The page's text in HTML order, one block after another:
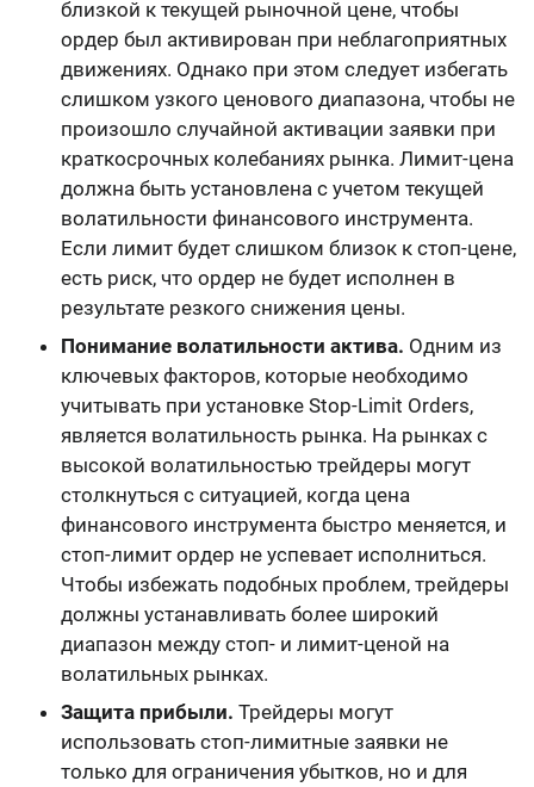
близкой к текущей рыночной цене, чтобы
ордер был активирован при неблагоприятных
движениях. Однако при этом следует избегать
слишком узкого ценового диапазона, чтобы не
произошло случайной активации заявки при
краткосрочных колебаниях рынка. Лимит-цена
должна быть установлена с учетом текущей
волатильности финансового инструмента.
Если лимит будет слишком близок к стоп-цене,
есть риск, что ордер не будет исполнен в
результате резкого снижения цены.
Понимание волатильности актива. Одним из
ключевых факторов, которые необходимо
учитывать при установке Stop-Limit Orders,
является волатильность рынка. На рынках с
высокой волатильностью трейдеры могут
столкнуться с ситуацией, когда цена
финансового инструмента быстро меняется, и
стоп-лимит ордер не успевает исполниться.
Чтобы избежать подобных проблем, трейдеры
должны устанавливать более широкий
диапазон между стоп- и лимит-ценой на
волатильных рынках.
Защита прибыли. Трейдеры могут
использовать стоп-лимитные заявки не
только для ограничения убытков, но и для